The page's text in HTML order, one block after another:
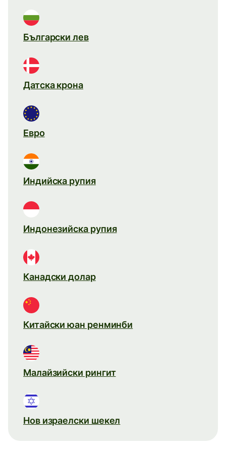
Български лев
Датска крона
Евро
Индийска рупия
Индонезийска рупия
Канадски долар
Китайски юан ренминби
Малайзийски рингит
Нов израелски шекел